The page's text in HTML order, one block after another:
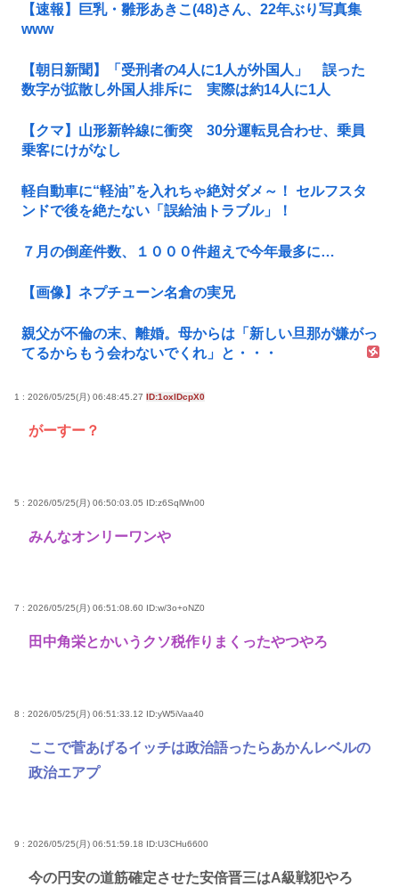
【速報】巨乳・雛形あきこ(48)さん、22年ぶり写真集
www
【朝日新聞】「受刑者の4人に1人が外国人」 誤った
数字が拡散し外国人排斥に 実際は約14人に1人
【クマ】山形新幹線に衝突 30分運転見合わせ、乗員
乗客にけがなし
軽自動車に“軽油”を入れちゃ絶対ダメ～！ セルフスタ
ンドで後を絶たない「誤給油トラブル」！
７月の倒産件数、１０００件超えで今年最多に…
【画像】ネプチューン名倉の実兄
親父が不倫の末、離婚。母からは「新しい旦那が嫌がっ
てるからもう会わないでくれ」と・・・
1 : 2026/05/25(月) 06:48:45.27 ID:1oxlDcpX0
がーすー？
5 : 2026/05/25(月) 06:50:03.05 ID:z6SqlWn00
みんなオンリーワンや
7 : 2026/05/25(月) 06:51:08.60 ID:w/3o+oNZ0
田中角栄とかいうクソ税作りまくったやつやろ
8 : 2026/05/25(月) 06:51:33.12 ID:yW5iVaa40
ここで菅あげるイッチは政治語ったらあかんレベルの
政治エアプ
9 : 2026/05/25(月) 06:51:59.18 ID:U3CHu6600
今の円安の道筋確定させた安倍晋三はA級戦犯やろ